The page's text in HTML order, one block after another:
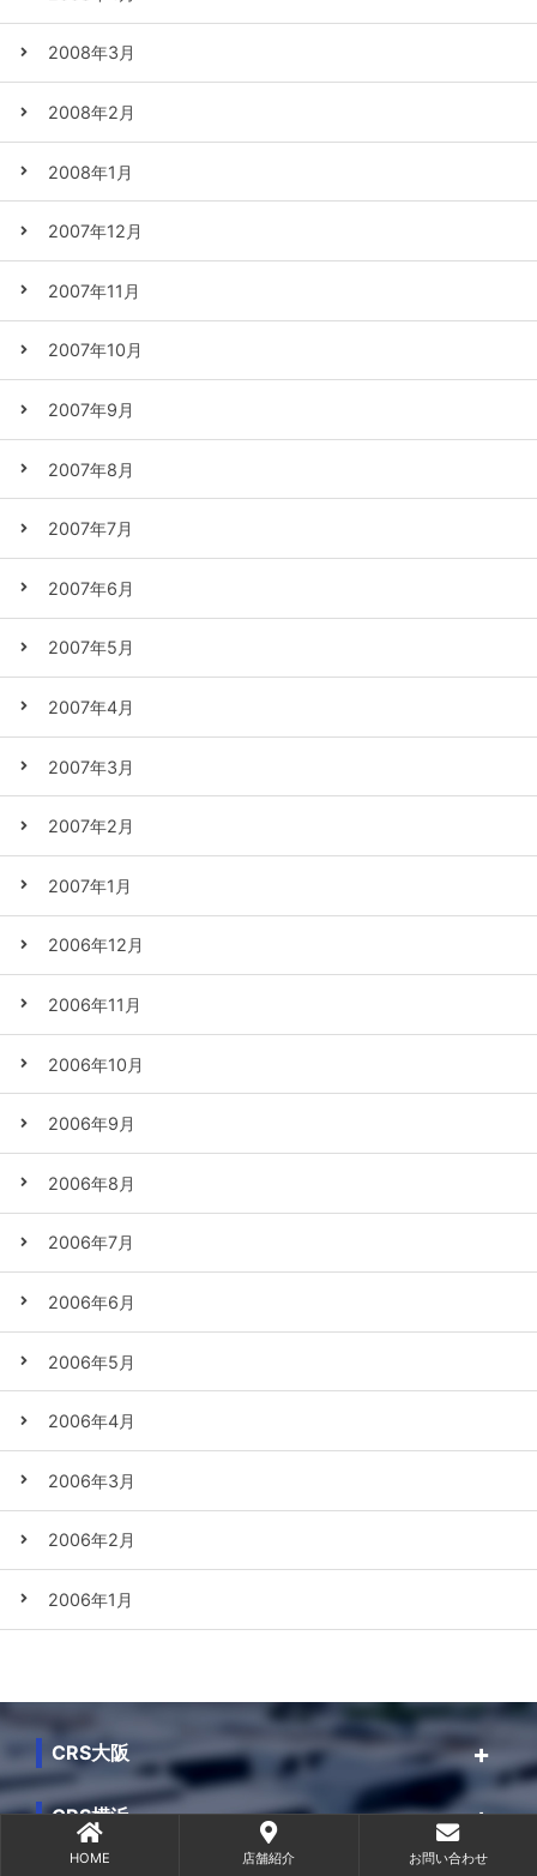
2008年3月
2008年2月
2008年1月
2007年12月
2007年11月
2007年10月
2007年9月
2007年8月
2007年7月
2007年6月
2007年5月
2007年4月
2007年3月
2007年2月
2007年1月
2006年12月
2006年11月
2006年10月
2006年9月
2006年8月
2006年7月
2006年6月
2006年5月
2006年4月
2006年3月
2006年2月
2006年1月
CRS大阪
CRS横浜
HOME 店舗紹介 お問い合わせ